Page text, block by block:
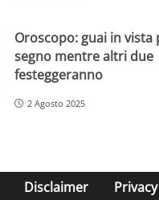
Oroscopo: guai in vista
segno mentre altri due
festeggeranno
2 Agosto 2025
Disclaimer